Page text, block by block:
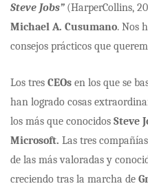
Steve Jobs” (HarperCollins,
Michael A. Cusumano. Nos
consejos prácticos que
Los tres CEOs en los que se
han logrado cosas
los más que conocidos Steve
Microsoft. Las tres
de las más valoradas y
creciendo tras la marcha de